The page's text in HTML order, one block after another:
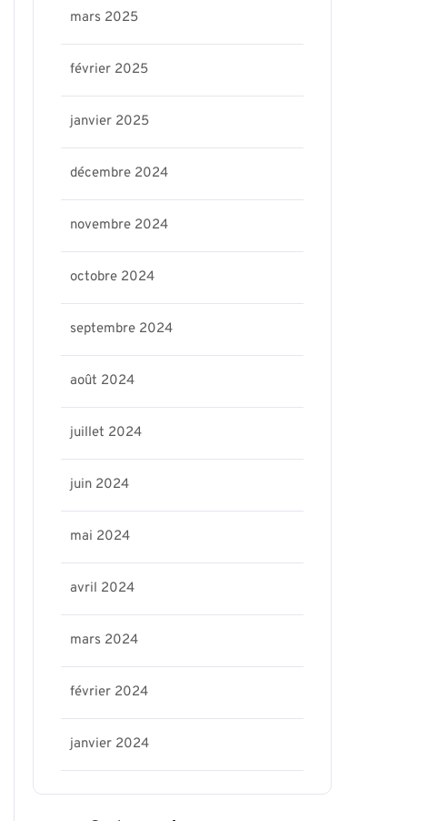
mars 2025
février 2025
janvier 2025
décembre 2024
novembre 2024
octobre 2024
septembre 2024
août 2024
juillet 2024
juin 2024
mai 2024
avril 2024
mars 2024
février 2024
janvier 2024